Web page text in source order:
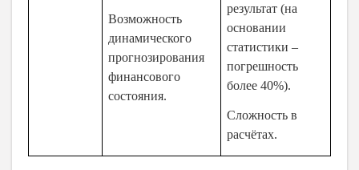
Возможность
динамического
прогнозирования
финансового
состояния.
результат (на
основании
статистики –
погрешность
более 40%).
Сложность в
расчётах.